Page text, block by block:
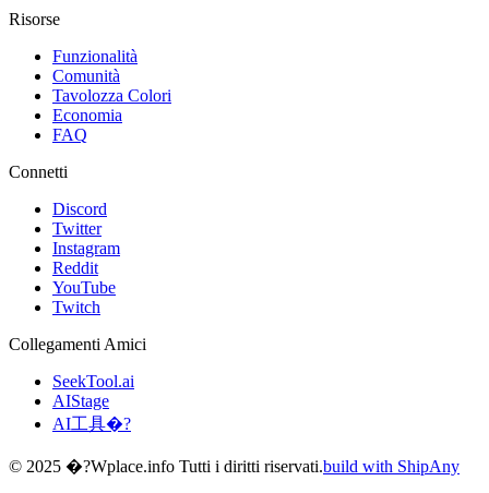
Risorse
Funzionalità
Comunità
Tavolozza Colori
Economia
FAQ
Connetti
Discord
Twitter
Instagram
Reddit
YouTube
Twitch
Collegamenti Amici
SeekTool.ai
AIStage
AI工具�?
© 2025 �?Wplace.info Tutti i diritti riservati.build with ShipAny